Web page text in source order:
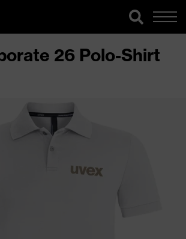
26 Polo-Shirt